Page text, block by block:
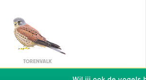
TORENVALK